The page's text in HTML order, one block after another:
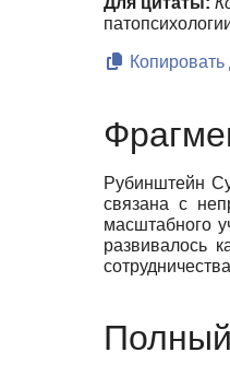
Рубинштейн
связана с
масштабного
развивалось